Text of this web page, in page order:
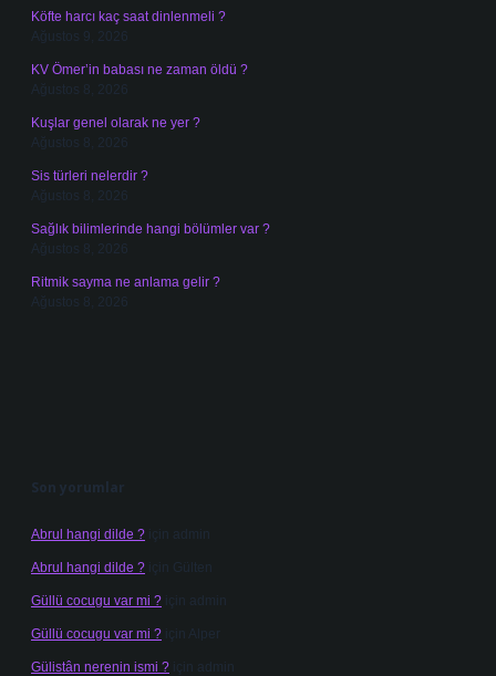
Köfte harcı kaç saat dinlenmeli ?
Ağustos 9, 2026
KV Ömer’in babası ne zaman öldü ?
Ağustos 8, 2026
Kuşlar genel olarak ne yer ?
Ağustos 8, 2026
Sis türleri nelerdir ?
Ağustos 8, 2026
Sağlık bilimlerinde hangi bölümler var ?
Ağustos 8, 2026
Ritmik sayma ne anlama gelir ?
Ağustos 8, 2026
Son yorumlar
Abrul hangi dilde ? için admin
Abrul hangi dilde ? için Gülten
Güllü cocugu var mi ? için admin
Güllü cocugu var mi ? için Alper
Gülistân nerenin ismi ? için admin